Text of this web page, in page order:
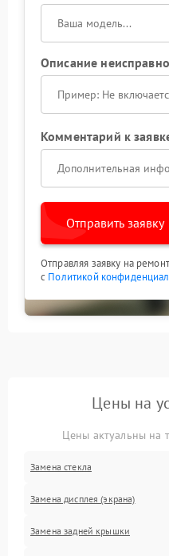
Описание
Комментарий к
Отправить заявку
Отправляя заявку на
с Политикой
Цены на
Цены актуальны на
Замена стекла
Замена дисплея (экрана)
Замена задней крышки